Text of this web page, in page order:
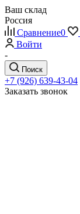
Ваш склад
Россия
Сравнение0
Войти
-
Поиск
+7 (926) 639-43-04
Заказать звонок